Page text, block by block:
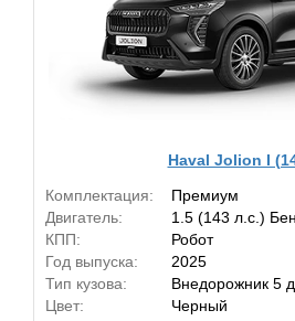
Haval Jolion I
Комплектация:
Премиум
Двигатель:
1.5 (143 л.с.)
КПП:
Робот
Год выпуска:
2025
Тип кузова:
Внедорожник 5
Цвет:
Черный